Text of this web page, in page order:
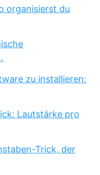
organisierst du
zu installieren:
Lautstärke pro
Trick, der